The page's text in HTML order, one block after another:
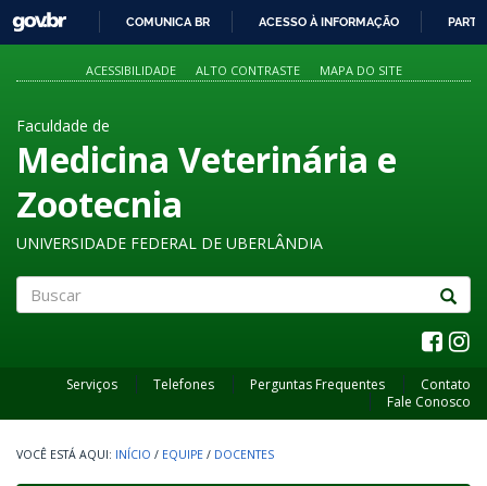
PARA
O
GOVBR
COMUNICA BR ACESSO À INFORMAÇÃO
ACESSIBILIDADE ALTO CONTRASTE MAPA DO SITE
Faculdade de
Medicina Veterinária e
Zootecnia
UNIVERSIDADE FEDERAL DE UBERLÂNDIA
Serviços Telefones Perguntas Frequentes
Contato
Fale Conosco
INÍCIO / EQUIPE / DOCENTES